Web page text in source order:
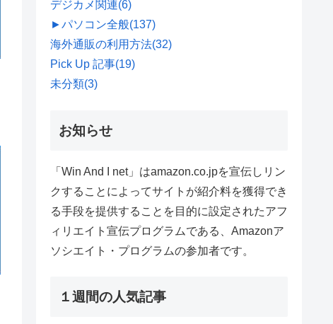
デジカメ関連(6)
►パソコン全般(137)
海外通販の利用方法(32)
Pick Up 記事(19)
未分類(3)
お知らせ
「Win And I net」はamazon.co.jpを宣伝しリン
クすることによってサイトが紹介料を獲得でき
る手段を提供することを目的に設定されたアフ
ィリエイト宣伝プログラムである、Amazonア
ソシエイト・プログラムの参加者です。
１週間の人気記事